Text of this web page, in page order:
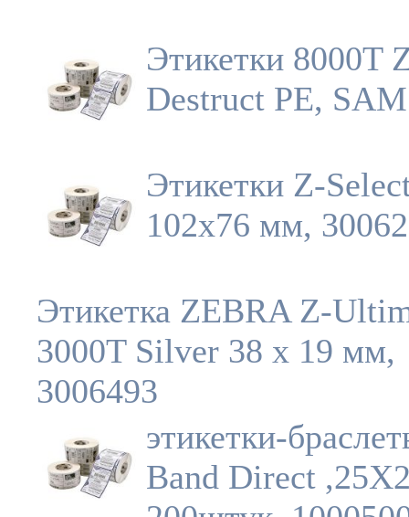
Этикетки 8000T
Destruct PE,
Этикетки Z-
102x76 мм,
Этикетка ZEBRA Z-
3000T Silver 38 х 19 мм,
3006493
этикетки-
Band Direct